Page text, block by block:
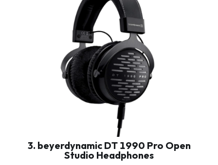
3. beyerdynamic DT 1990 Pro Open
Studio Headphones